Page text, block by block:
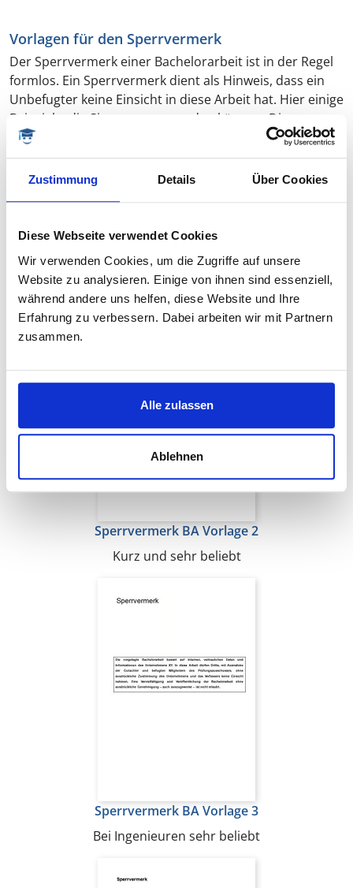
Zustimmung Details Über Cookies
Diese Webseite verwendet Cookies
Wir verwenden Cookies, um die Zugriffe auf unsere
Website zu analysieren. Einige von ihnen sind essenziell,
während andere uns helfen, diese Website und Ihre
Erfahrung zu verbessern. Dabei arbeiten wir mit Partnern
zusammen.
Alle zulassen
Ablehnen
Vorlagen für den Sperrvermerk
Der Sperrvermerk einer Bachelorarbeit ist in der Regel
formlos. Ein Sperrvermerk dient als Hinweis, dass ein
Unbefugter keine Einsicht in diese Arbeit hat. Hier einige
Beispiele, die Sie gerne verwenden können. Diese
Formulierungen enthalten alle Angaben, die ein
Sperrvermerk einer Bachelorarbeit benötigt. Der
Vermerk gehört als zweite Seite zwischen das Deckblatt
Einfacher aber umfassender Sperrvermerk
Sperrvermerk BA Vorlage 2
Kurz und sehr beliebt
Sperrvermerk BA Vorlage 3
Bei Ingenieuren sehr beliebt